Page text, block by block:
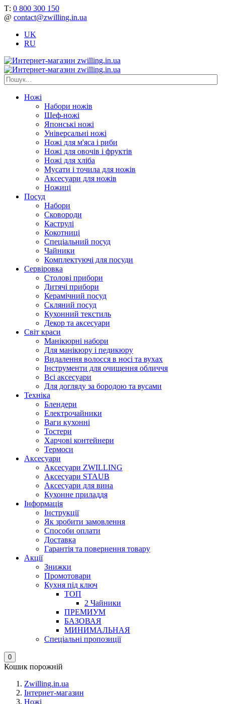
Т: 0 800 300 150
@ contact@zwilling.in.ua
UK
RU
Ножі
Набори ножів
Шеф-ножі
Японські ножі
Універсальні ножі
Ножі для м'яса і риби
Ножі для овочів і фруктів
Ножі для хліба
Мусати і точила для ножів
Аксесуари для ножів
Ножиці
Посуд
Набори
Сковороди
Каструлі
Кокотниці
Cпеціальний посуд
Чайники
Комплектуючі для посуди
Сервіровка
Столові прибори
Дитячі прибори
Керамічний посуд
Скляний посуд
Кухонний текстиль
Декор та аксесуари
Світ краси
Манікюрні набори
Для манікюру і педикюру
Видалення волосся в носі та вухах
Інструменти для очищення обличчя
Всі аксесуари
Для догляду за бородою та вусами
Техніка
Блендери
Електрочайники
Ваги кухонні
Тостери
Харчові контейнери
Термоси
Аксесуари
Аксесуари ZWILLING
Аксесуари STAUB
Аксесуари для вина
Кухонне приладдя
Інформація
Інструкції
Як зробити замовлення
Способи оплати
Доставка
Гарантія та повернення товару
Акції
Знижки
Промотовари
Кухня під ключ
ТОП
2 Чайники
ПРЕМИУМ
БАЗОВАЯ
МИНИМАЛЬНАЯ
Спеціальні пропозиції
0
Кошик порожній
Zwilling.in.ua
Інтернет-магазин
Ножі